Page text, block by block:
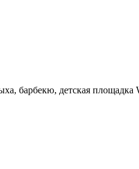
барбекю, детская